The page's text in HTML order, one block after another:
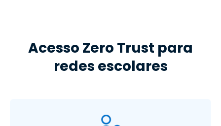
Acesso Zero Trust para
redes escolares